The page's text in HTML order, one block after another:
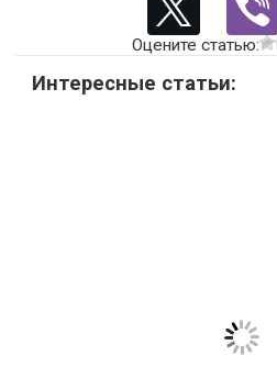
Оцените статью:
Интересные статьи: